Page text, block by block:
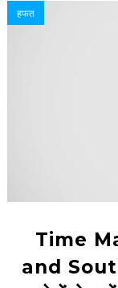
हफत
Time
and